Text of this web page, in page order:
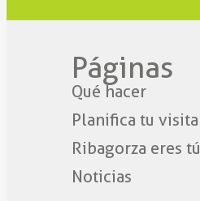
Páginas
Qué hacer
Planifica tu visita
Ribagorza eres tú
Noticias